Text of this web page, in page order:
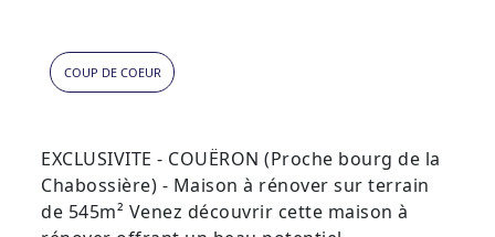
COUP DE COEUR
EXCLUSIVITE - COUËRON (Proche bourg de la
Chabossière) - Maison à rénover sur terrain
de 545m² Venez découvrir cette maison à